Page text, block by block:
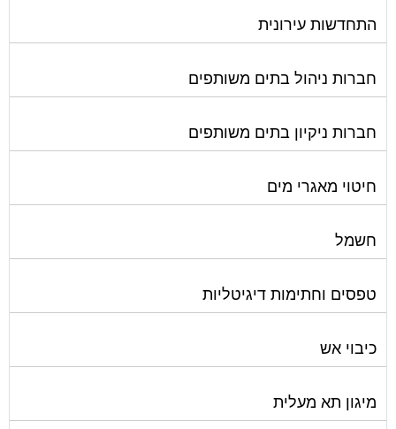
התחדשות עירונית
חברות ניהול בתים משותפים
חברות ניקיון בתים משותפים
חיטוי מאגרי מים
חשמל
טפסים וחתימות דיגיטליות
כיבוי אש
מיגון תא מעלית